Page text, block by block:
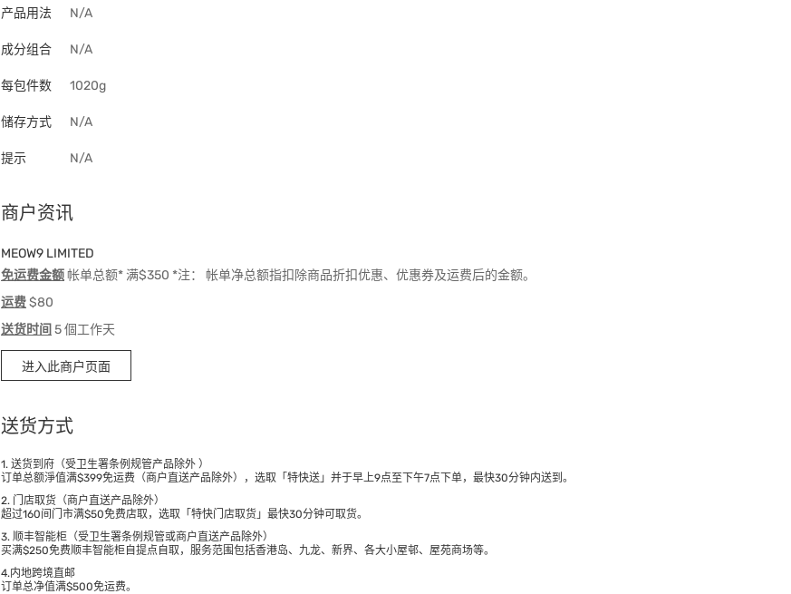
产品用法 N/A
成分组合 N/A
每包件数 1020g
储存方式 N/A
提示 N/A
商户资讯
MEOW9 LIMITED
免运费金额帐单总额* 满$350 *注： 帐单净总额指扣除商品折扣优惠、优惠券及运费后的金额。
运费$80
送货时间 5 個工作天
进入此商户页面
送货方式
1. 送货到府（受卫生署条例规管产品除外 ）
订单总额淨值满$399免运费（商户直送产品除外），选取「特快送」并于早上9点至下午7点下单，最快30分钟内送到​。
2. 门店取货（商户直送产品除外）
超过160间门市满$50免费店取，选取「特快门店取货」最快30分钟可取货。
3. 顺丰智能柜（受卫生署条例规管或商户直送产品除外）
买满$250免费顺丰智能柜自提点自取，服务范围包括香港岛、九龙、新界、各大小屋邨、屋苑商场等。
4.内地跨境直邮
订单总净值满$500免运费。